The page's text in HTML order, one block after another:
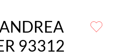
93312